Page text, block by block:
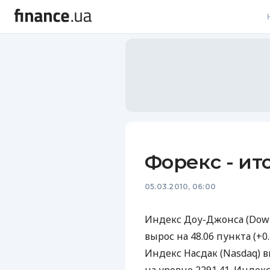
Форекс -
05.03.2010, 06:00
Индекс Доу-Джонса
вырос на 48.06 пункта
Индекс Насдак (Nasdaq)